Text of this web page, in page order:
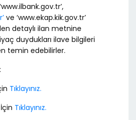
ve ‘www.ekap.kik.gov.tr’
detaylı ilan metnine
duydukları ilave bilgileri
temin edebilirler.
Tıklayınız.
Tıklayınız.